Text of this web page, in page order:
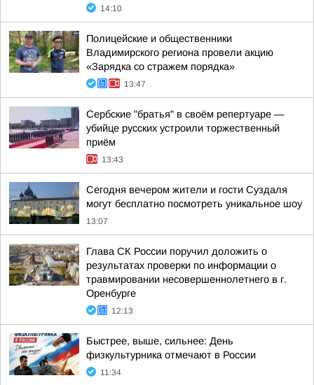
14:10
Полицейские и общественники
Владимирского региона провели акцию
«Зарядка со стражем порядка»
13:47
Сербские "братья" в своём репертуаре —
убийце русских устроили торжественный
приём
13:43
Сегодня вечером жители и гости Суздаля
могут бесплатно посмотреть уникальное шоу
13:07
Глава СК России поручил доложить о
результатах проверки по информации о
травмировании несовершеннолетнего в г.
Оренбурге
12:13
Быстрее, выше, сильнее: День
физкультурника отмечают в России
11:34